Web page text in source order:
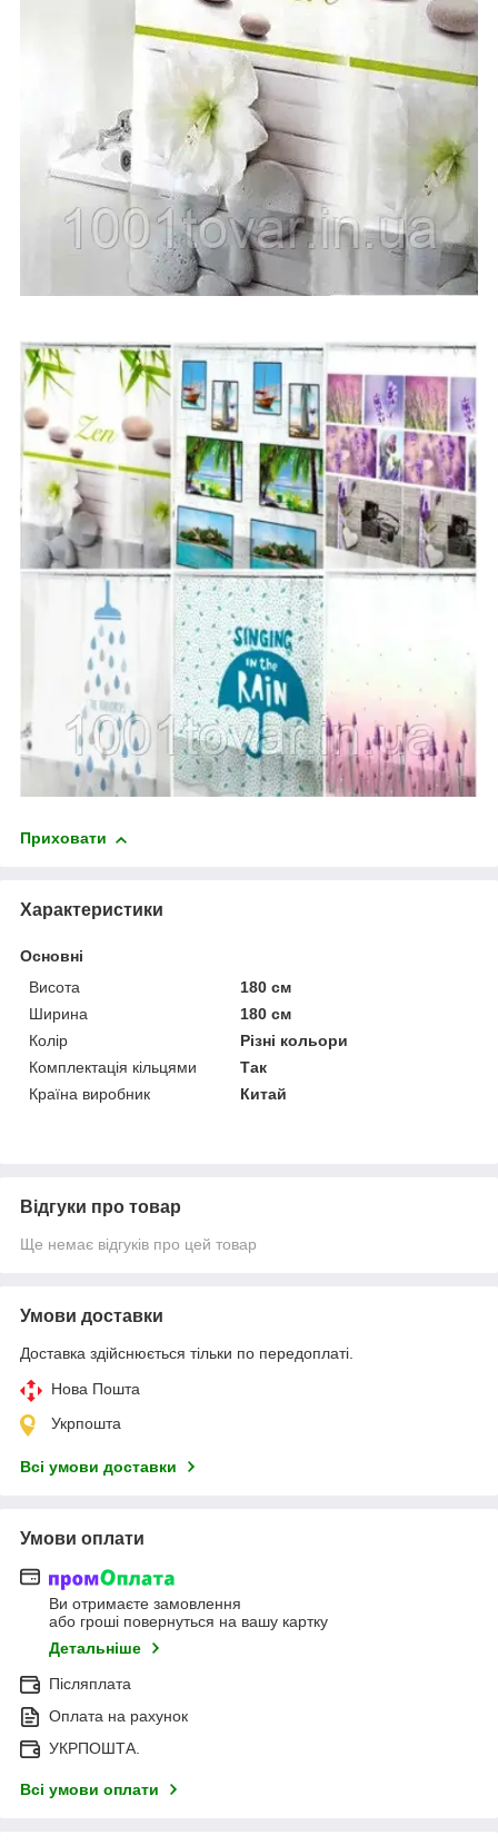
Приховати
Характеристики
Основні
Висота
180 см
Ширина
180 см
Колір
Різні кольори
Комплектація кільцями
Так
Країна виробник
Китай
Відгуки про товар
Ще немає відгуків про цей товар
Умови доставки
Доставка здійснюється тільки по передоплаті.
Нова Пошта
Укрпошта
Всі умови доставки
Умови оплати
Ви отримаєте замовлення
або гроші повернуться на вашу картку
Детальніше
Післяплата
Оплата на рахунок
УКРПОШТА.
Всі умови оплати